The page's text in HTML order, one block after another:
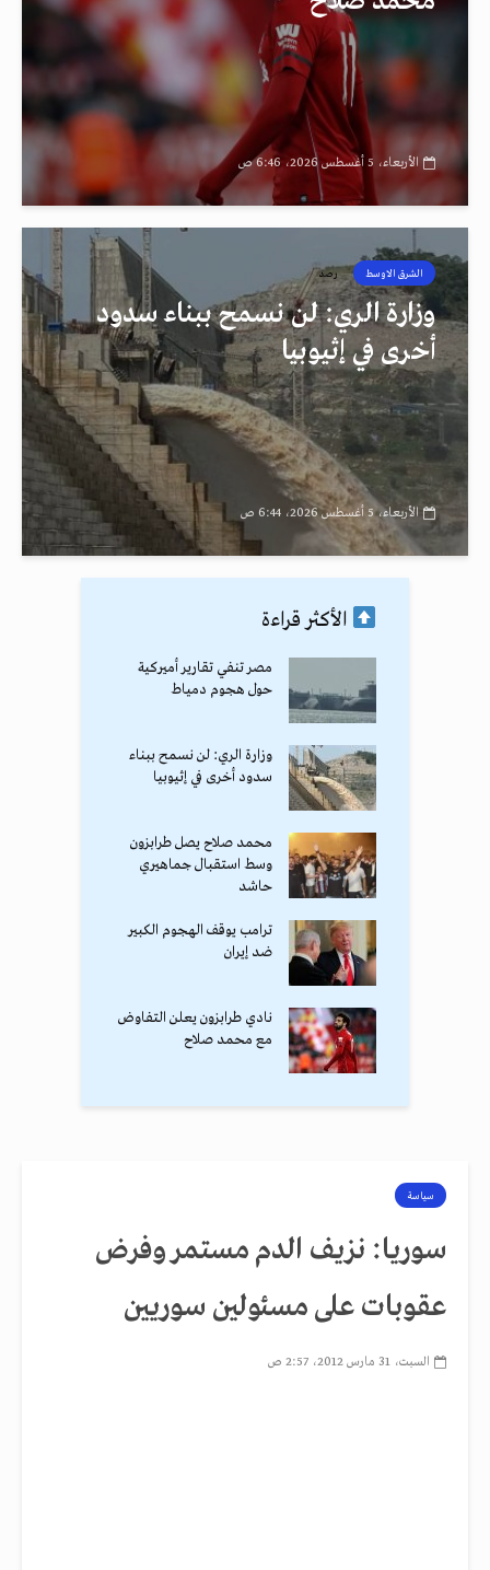
الأربعاء، 5 أغسطس 2026، 6:46 ص
الشرق الاوسط رصد
وزارة الري: لن نسمح ببناء سدود
أخرى في إثيوبيا
الأربعاء، 5 أغسطس 2026، 6:44 ص
الأكثر قراءة
مصر تنفي تقارير أميركية
حول هجوم دمياط
وزارة الري: لن نسمح ببناء
سدود أخرى في إثيوبيا
محمد صلاح يصل طرابزون
وسط استقبال جماهيري
حاشد
ترامب يوقف الهجوم الكبير
ضد إيران
نادي طرابزون يعلن التفاوض
مع محمد صلاح
سياسة
سوريا: نزيف الدم مستمر وفرض
عقوبات على مسئولين سوريين
السبت، 31 مارس 2012، 2:57 ص